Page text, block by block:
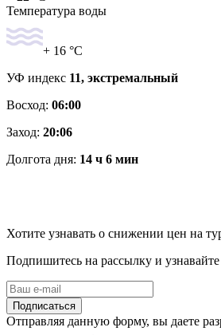
Температура воды
+ 16 °C
УФ индекс 11, экстремальный
Восход: 06:00
Заход: 20:06
Долгота дня: 14 ч 6 мин
Хотите узнавать о снижении цен на
Подпишитесь на рассылку и
Подписаться
Отправляя данную форму, вы даете